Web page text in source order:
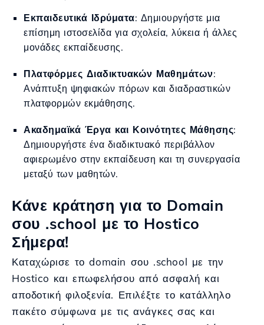
Εκπαιδευτικά Ιδρύματα: Δημιουργήστε μια
επίσημη ιστοσελίδα για σχολεία, λύκεια ή άλλες
μονάδες εκπαίδευσης.
Πλατφόρμες Διαδικτυακών Μαθημάτων:
Ανάπτυξη ψηφιακών πόρων και διαδραστικών
πλατφορμών εκμάθησης.
Ακαδημαϊκά Έργα και Κοινότητες Μάθησης:
Δημιουργήστε ένα διαδικτυακό περιβάλλον
αφιερωμένο στην εκπαίδευση και τη συνεργασία
μεταξύ των μαθητών.
Κάνε κράτηση για το Domain
σου .school με το Hostico
Σήμερα!
Καταχώρισε το domain σου .school με την
Hostico και επωφελήσου από ασφαλή και
αποδοτική φιλοξενία. Επιλέξτε το κατάλληλο
πακέτο σύμφωνα με τις ανάγκες σας και